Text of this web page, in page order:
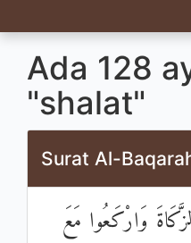
Ada 128
"shalat"
Surat Al-
وَارْكَعُوا مَعَ